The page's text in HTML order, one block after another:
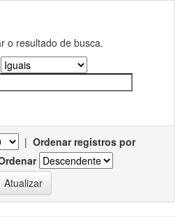
o resultado de busca.
| Ordenar registros por